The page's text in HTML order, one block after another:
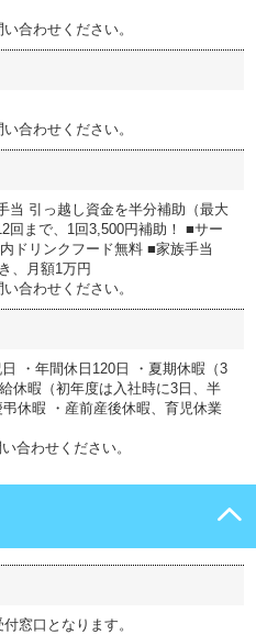
合わせください。
合わせください。
当 引っ越し資金を半分補助（最大
回まで、1回3,500円補助！ ■サー
ドリンクフード無料 ■家族手当
、月額1万円
合わせください。
・年間休日120日 ・夏期休暇（3
休暇（初年度は入社時に3日、半
休暇 ・産前産後休暇、育児休業
合わせください。
窓口となります。